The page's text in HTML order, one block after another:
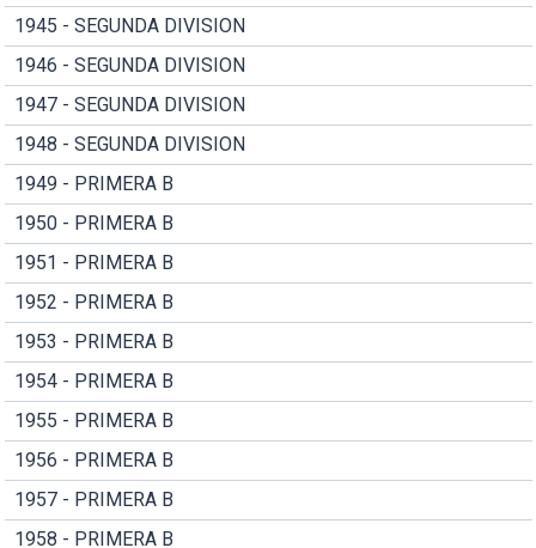
1945 - SEGUNDA DIVISION
1946 - SEGUNDA DIVISION
1947 - SEGUNDA DIVISION
1948 - SEGUNDA DIVISION
1949 - PRIMERA B
1950 - PRIMERA B
1951 - PRIMERA B
1952 - PRIMERA B
1953 - PRIMERA B
1954 - PRIMERA B
1955 - PRIMERA B
1956 - PRIMERA B
1957 - PRIMERA B
1958 - PRIMERA B